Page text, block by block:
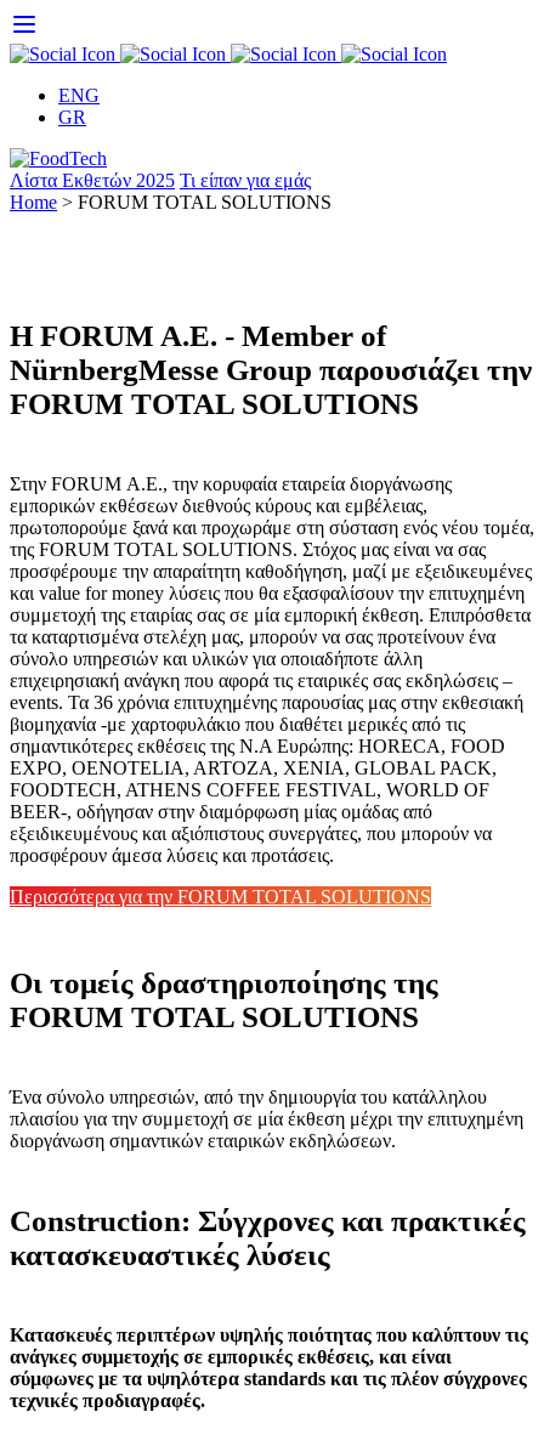
Skip
to
content
ENG
GR
Λίστα Εκθετών 2025 Τι είπαν για εμάς
Home > FORUM TOTAL SOLUTIONS
Η FORUM A.E. - Member of
NürnbergMesse Group παρουσιάζει την
FORUM TOTAL SOLUTIONS
Στην FORUM Α.Ε., την κορυφαία εταιρεία διοργάνωσης
εμπορικών εκθέσεων διεθνούς κύρους και εμβέλειας,
πρωτοπορούμε ξανά και προχωράμε στη σύσταση ενός νέου τομέα,
της FORUM TOTAL SOLUTIONS. Στόχος μας είναι να σας
προσφέρουμε την απαραίτητη καθοδήγηση, μαζί με εξειδικευμένες
και value for money λύσεις που θα εξασφαλίσουν την επιτυχημένη
συμμετοχή της εταιρίας σας σε μία εμπορική έκθεση. Επιπρόσθετα
τα καταρτισμένα στελέχη μας, μπορούν να σας προτείνουν ένα
σύνολο υπηρεσιών και υλικών για οποιαδήποτε άλλη
επιχειρησιακή ανάγκη που αφορά τις εταιρικές σας εκδηλώσεις –
events. Τα 36 χρόνια επιτυχημένης παρουσίας μας στην εκθεσιακή
βιομηχανία -με χαρτοφυλάκιο που διαθέτει μερικές από τις
σημαντικότερες εκθέσεις της Ν.A Ευρώπης: HORECA, FOOD
EXPO, OENOTELIA, ARTOZA, XENIA, GLOBAL PACK,
FOODTECH, ATHENS COFFEE FESTIVAL, WORLD OF
BEER-, οδήγησαν στην διαμόρφωση μίας ομάδας από
εξειδικευμένους και αξιόπιστους συνεργάτες, που μπορούν να
προσφέρουν άμεσα λύσεις και προτάσεις.
Περισσότερα για την FORUM TOTAL SOLUTIONS
Οι τομείς δραστηριοποίησης της
FORUM TOTAL SOLUTIONS
Ένα σύνολο υπηρεσιών, από την δημιουργία του κατάλληλου
πλαισίου για την συμμετοχή σε μία έκθεση μέχρι την επιτυχημένη
διοργάνωση σημαντικών εταιρικών εκδηλώσεων.
Construction: Σύγχρονες και πρακτικές
κατασκευαστικές λύσεις
Κατασκευές περιπτέρων υψηλής ποιότητας που καλύπτουν τις
ανάγκες συμμετοχής σε εμπορικές εκθέσεις, και είναι
σύμφωνες με τα υψηλότερα standards και τις πλέον σύγχρονες
τεχνικές προδιαγραφές.